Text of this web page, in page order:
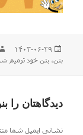
ارسال
شده
۱۴۰۳-۰۶-۲۹
بتن،بتن خود ترمیم
دیدگاهتان را
نشانی ایمیل شما